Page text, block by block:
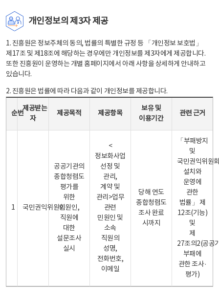
개인정보의 제3자 제공
1. 진흥원은 정보주체의 동의, 법률의 특별한 규정 등 「개인정보 보호법」
제17조 및 제18조에 해당하는 경우에만 개인정보를 제3자에게 제공합니다.
또한 진흥원이 운영하는 개별 홈페이지에서 아래 사항을 상세하게 안내하고
있습니다.
2. 진흥원은 법률에 따라 다음과 같이 개인정보를 제공합니다.
순번
제공받는
자
제공목적 제공항목
보유 및
이용기간
관련 근거
1 국민권익위원회
공공기관의
종합청렴도
평가를
위한
민원인,
직원에
대한
설문조사
실시
<
정보화사업
선정 및
관리,
계약 및
관리>업무
관련
민원인 및
소속
직원의
성명,
전화번호,
이메일
당해 연도
종합청렴도
조사 완료
시까지
「부패방지
및
국민권익위원
설치와
운영에
관한
법률」 제
12조(기능)
및
제
27조의2(공공
부패에
관한 조사·
평가)